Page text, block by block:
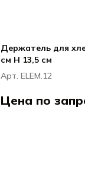
Держатель для
см H 13,5 см
Арт. ELEM.12
Цена по